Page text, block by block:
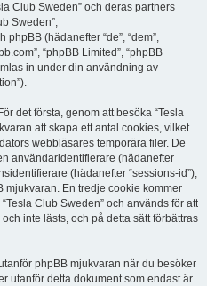
Club Sweden” och deras partners
Sweden”,
phpBB (hädanefter “de”, “dem”,
“phpBB Limited”, “phpBB
in under din användning av
det första, genom att besöka “Tesla
att skapa ett antal cookies, vilket
webbläsares temporära filer. De
användaridentifierare (hädanefter
(hädanefter “sessions-id”),
mjukvaran. En tredje cookie kommer
Club Sweden” och används för att
inte lästs, och på detta sätt förbättras
phpBB mjukvaran när du besöker
utanför detta dokument som endast är